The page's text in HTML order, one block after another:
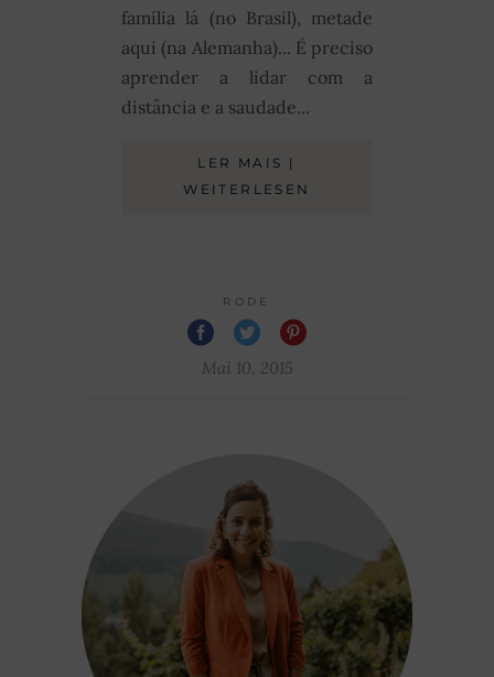
família lá (no Brasil), metade
aqui (na Alemanha)... É preciso
aprender a lidar com a
distância e a saudade...
LER MAIS |
WEITERLESEN
RODE
Mai 10, 2015